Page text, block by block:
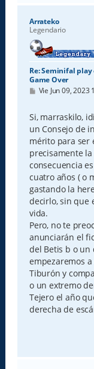
Arrateko
Legendario
Re: Seminifal
Game Over
M
a
j
e
Vie Jun 09, 2023
Si, marraskilo,
un Consejo de
mérito para ser
precisamente
consecuencia
cuatro años ( o
gastando la
decirlo, sin que
vida.
Pero, no te
anunciarán el
del Betis b o un
empezaremos
Tiburón y
o un extremo
Tejero el año
derecha de